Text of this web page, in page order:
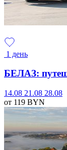
1 день
БЕЛАЗ:
14.08 21.08 28.08
от 119 BYN